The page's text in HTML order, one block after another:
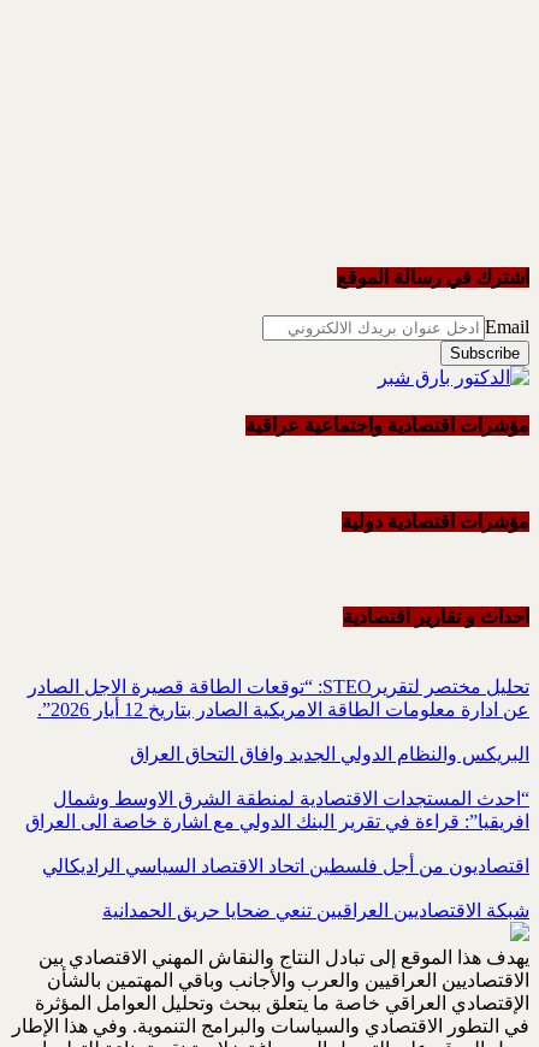
اشترك في رسالة الموقع
Email
مؤشرات اقتصادية واجتماعية عراقية
مؤشرات اقتصادية دولية
احداث و تقاریر اقتصادیة
تحليل مختصر لتقريرSTEO‏: “توقعات الطاقة قصيرة الاجل الصادر
عن ادارة معلومات الطاقة الامريكية ‏الصادر بتاريخ 12 أيار 2026”.‏
البريكس والنظام الدولي الجديد وافاق التحاق العراق
“احدث المستجدات الاقتصادية لمنطقة الشرق الاوسط وشمال
افريقيا”: قراءة في تقرير البنك الدولي مع اشارة خاصة الى العراق
اقتصاديون من أجل فلسطين اتحاد الاقتصاد السياسي الراديكالي
شبكة الاقتصاديين العراقيين تنعي ضحايا حريق الحمدانية
يهدف هذا الموقع إلى تبادل النتاج والنقاش المهني الاقتصادي بين
الاقتصاديين العراقيين والعرب والأجانب وباقي المهتمين بالشأن
الإقتصادي العراقي خاصة ما يتعلق ببحث وتحليل العوامل المؤثرة
في التطور الاقتصادي والسياسات والبرامج التنموية. وفي هذا الإطار